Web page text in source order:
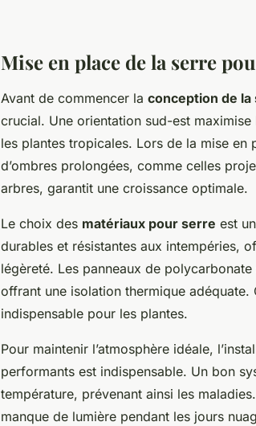
Mise en place de la serre
Avant de commencer la conception de la
crucial. Une orientation sud-est
les plantes tropicales. Lors de la mise
d’ombres prolongées, comme celles
arbres, garantit une croissance optimale.
Le choix des matériaux pour serre est
durables et résistantes aux intempéries,
légèreté. Les panneaux de
offrant une isolation thermique adéquate.
indispensable pour les plantes.
Pour maintenir l’atmosphère idéale,
performants est indispensable. Un bon
température, prévenant ainsi les
manque de lumière pendant les jours